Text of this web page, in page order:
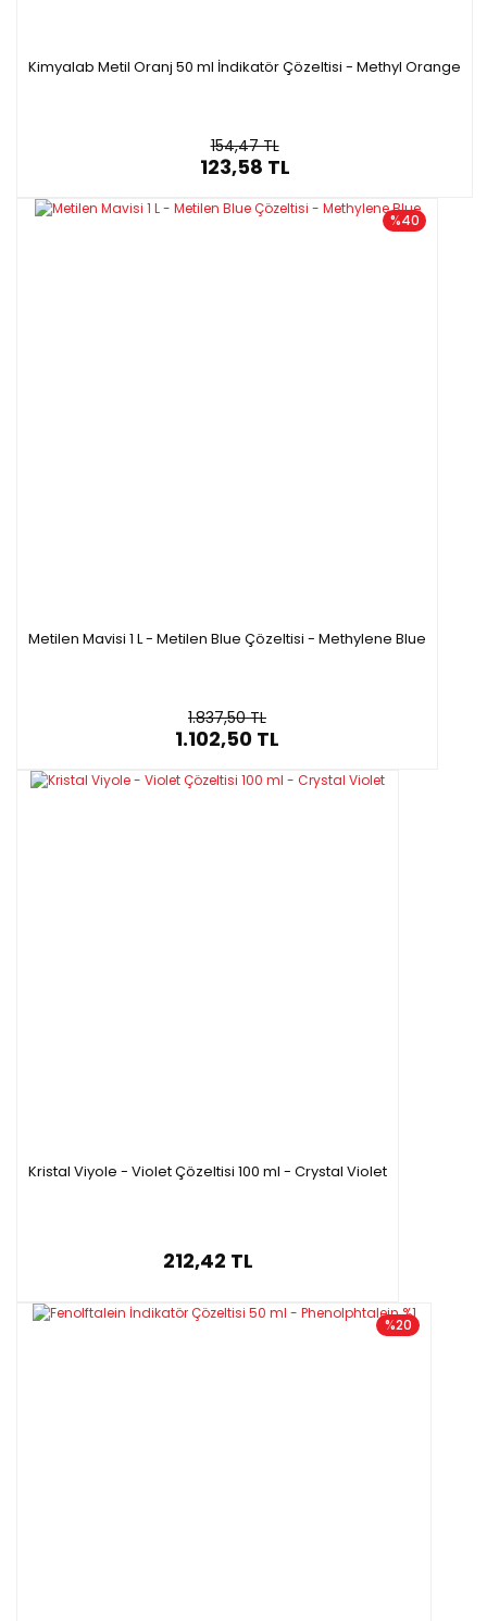
Kimyalab Metil Oranj 50 ml İndikatör Çözeltisi - Methyl Orange
154,47 TL
123,58 TL
%40
Metilen Mavisi 1 L - Metilen Blue Çözeltisi - Methylene Blue
1.837,50 TL
1.102,50 TL
Kristal Viyole - Violet Çözeltisi 100 ml - Crystal Violet
212,42 TL
%20